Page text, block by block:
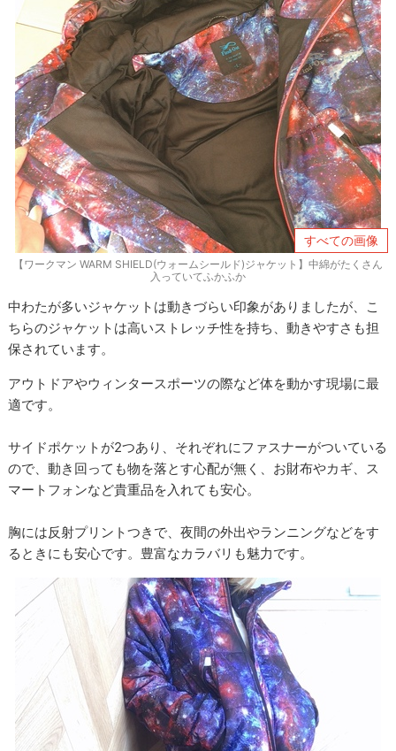
すべての画像
【ワークマン WARM SHIELD(ウォームシールド)ジャケット】中綿がたくさん
入っていてふかふか
中わたが多いジャケットは動きづらい印象がありましたが、こ
ちらのジャケットは高いストレッチ性を持ち、動きやすさも担
保されています。
アウトドアやウィンタースポーツの際など体を動かす現場に最
適です。
サイドポケットが2つあり、それぞれにファスナーがついている
ので、動き回っても物を落とす心配が無く、お財布やカギ、ス
マートフォンなど貴重品を入れても安心。
胸には反射プリントつきで、夜間の外出やランニングなどをす
るときにも安心です。豊富なカラバリも魅力です。